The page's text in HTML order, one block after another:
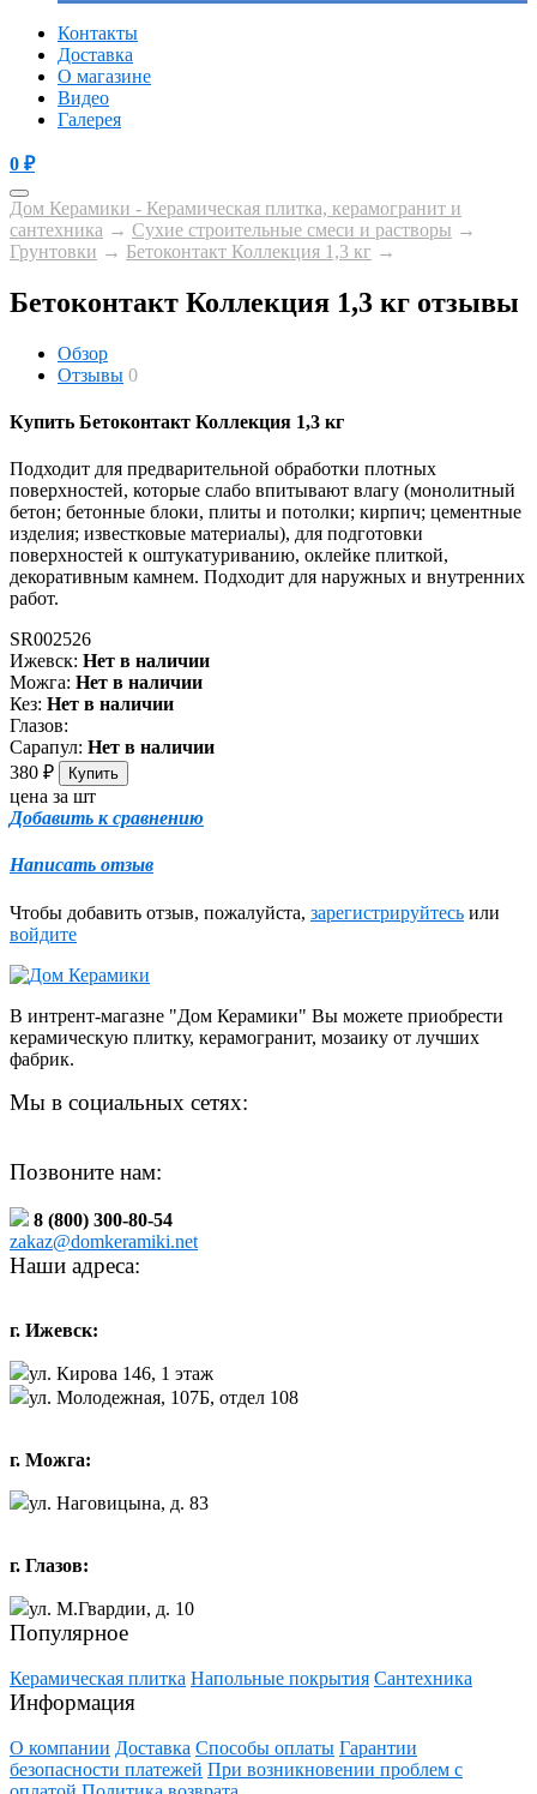
Контакты
Доставка
О магазине
Видео
Галерея
0 ₽
Дом Керамики - Керамическая плитка, керамогранит и
сантехника → Сухие строительные смеси и растворы →
Грунтовки → Бетоконтакт Коллекция 1,3 кг →
Бетоконтакт Коллекция 1,3 кг отзывы
Обзор
Отзывы 0
Купить Бетоконтакт Коллекция 1,3 кг
Подходит для предварительной обработки плотных
поверхностей, которые слабо впитывают влагу (монолитный
бетон; бетонные блоки, плиты и потолки; кирпич; цементные
изделия; известковые материалы), для подготовки
поверхностей к оштукатуриванию, оклейке плиткой,
декоративным камнем. Подходит для наружных и внутренних
работ.
SR002526
Ижевск: Нет в наличии
Можга: Нет в наличии
Кез: Нет в наличии
Глазов:
Сарапул: Нет в наличии
380 ₽
цена за шт
Добавить к сравнению
Написать отзыв
Чтобы добавить отзыв, пожалуйста, зарегистрируйтесь или
войдите
В интрент-магазне "Дом Керамики" Вы можете приобрести
керамическую плитку, керамогранит, мозаику от лучших
фабрик.
Мы в социальных сетях:
Позвоните нам:
8 (800) 300-80-54
zakaz@domkeramiki.net
Наши адреса:
г. Ижевск:
ул. Кирова 146, 1 этаж
ул. Молодежная, 107Б, отдел 108
г. Можга:
ул. Наговицына, д. 83
г. Глазов:
ул. М.Гвардии, д. 10
Популярное
Керамическая плитка Напольные покрытия Сантехника
Информация
О компании Доставка Способы оплаты Гарантии
безопасности платежей При возникновении проблем с